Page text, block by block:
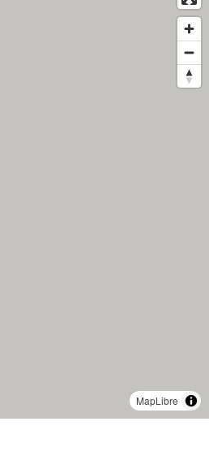
MapLibre